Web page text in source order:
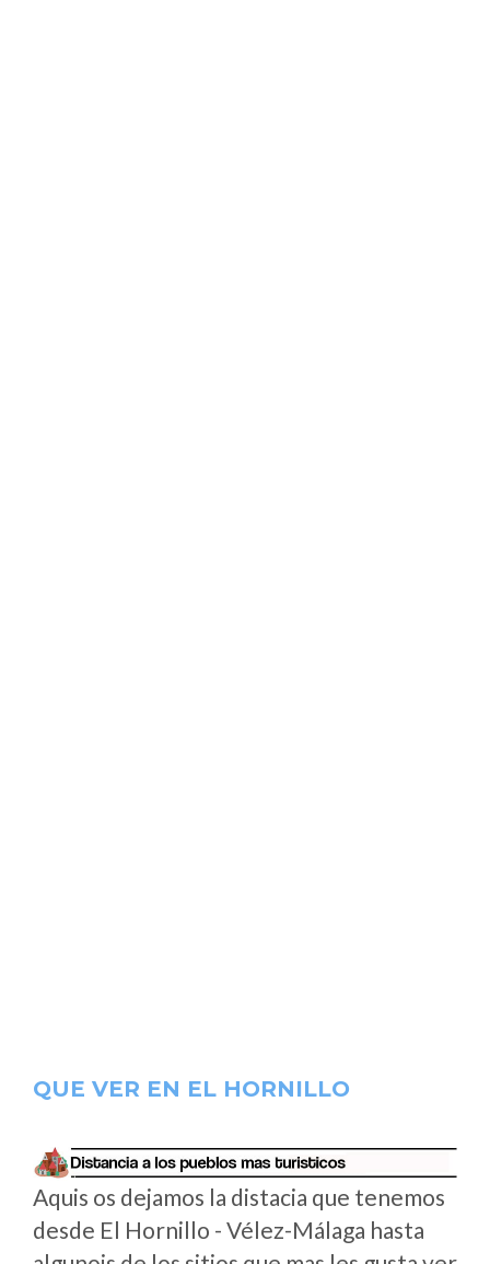
QUE VER EN EL HORNILLO
Aquis os dejamos la distacia que tenemos
desde El Hornillo - Vélez-Málaga hasta